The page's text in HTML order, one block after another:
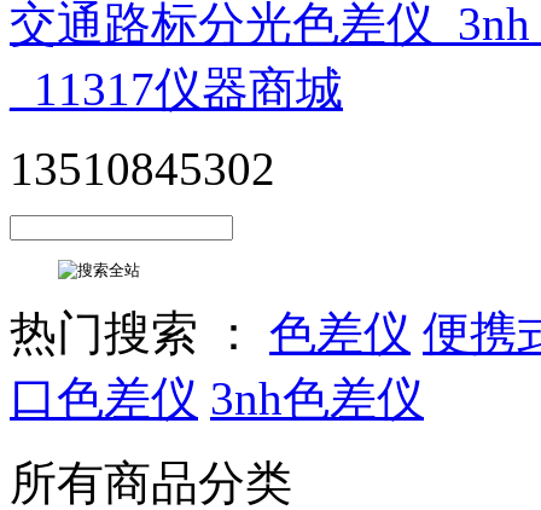
13510845302
热门搜索 ： 色差仪 便携
口色差仪 3nh色差仪
所有商品分类